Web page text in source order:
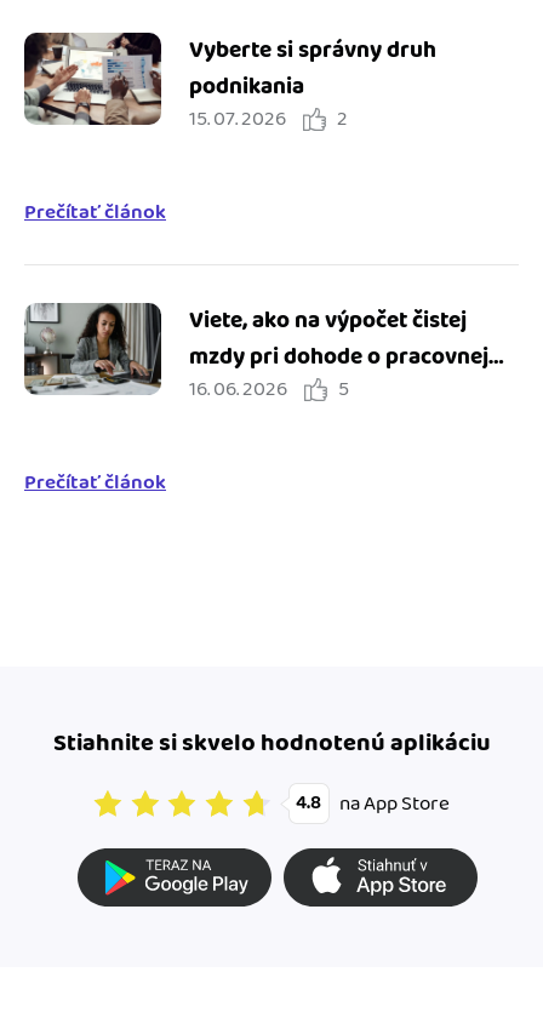
Vyberte si správny druh
podnikania
15. 07. 2026 2
Prečítať článok
Viete, ako na výpočet čistej
mzdy pri dohode o pracovnej
činnosti?
16. 06. 2026 5
Prečítať článok
Stiahnite si skvelo hodnotenú aplikáciu
4.8 na App Store